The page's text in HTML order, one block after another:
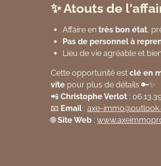
✨ Atouts de
Affaire en très bon état,
Pas de personnel à
Lieu de vie agréable et
Cette opportunité est clé en
vite pour plus de détails 🔑✨
📲 Christophe Verlot :
📧 Email : axe-immo@outlook
🌐Site Web : www